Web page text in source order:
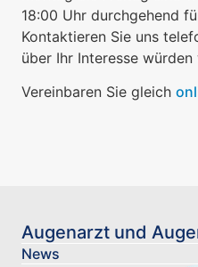
18:00 Uhr durchgehend
Kontaktieren Sie uns
über Ihr Interesse
Vereinbaren Sie gleich
Augenarzt und
News